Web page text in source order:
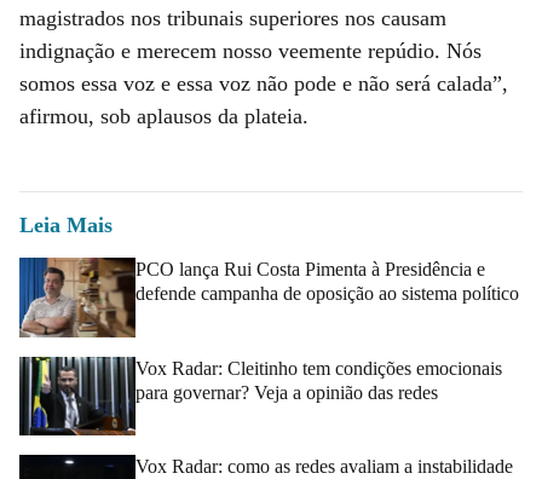
magistrados nos tribunais superiores nos causam
indignação e merecem nosso veemente repúdio. Nós
somos essa voz e essa voz não pode e não será calada”,
afirmou, sob aplausos da plateia.
Leia Mais
PCO lança Rui Costa Pimenta à Presidência e
defende campanha de oposição ao sistema político
Vox Radar: Cleitinho tem condições emocionais
para governar? Veja a opinião das redes
Vox Radar: como as redes avaliam a instabilidade